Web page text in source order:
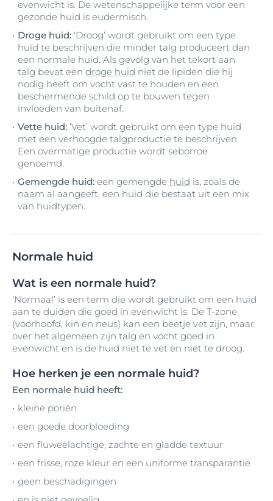
evenwicht is. De wetenschappelijke term voor een
gezonde huid is eudermisch.
Droge huid: ‘Droog’ wordt gebruikt om een type
huid te beschrijven die minder talg produceert dan
een normale huid. Als gevolg van het tekort aan
talg bevat een droge huid niet de lipiden die hij
nodig heeft om vocht vast te houden en een
beschermende schild op te bouwen tegen
invloeden van buitenaf.
Vette huid: ‘Vet’ wordt gebruikt om een type huid
met een verhoogde talgproductie te beschrijven.
Een overmatige productie wordt seborroe
genoemd.
Gemengde huid: een gemengde huid is, zoals de
naam al aangeeft, een huid die bestaat uit een mix
van huidtypen.
Normale huid
Wat is een normale huid?
‘Normaal’ is een term die wordt gebruikt om een huid
aan te duiden die goed in evenwicht is. De T-zone
(voorhoofd, kin en neus) kan een beetje vet zijn, maar
over het algemeen zijn talg en vocht goed in
evenwicht en is de huid niet te vet en niet te droog.
Hoe herken je een normale huid?
Een normale huid heeft:
kleine poriën
een goede doorbloeding
een fluweelachtige, zachte en gladde textuur
een frisse, roze kleur en een uniforme transparantie
geen beschadigingen